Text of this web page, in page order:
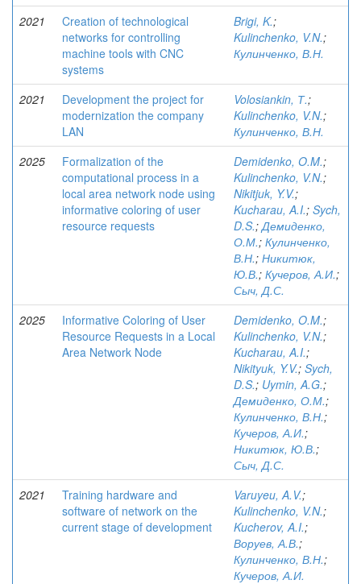
2021
Creation of technological
networks for controlling
machine tools with CNC
systems
Brigi, K.;
Kulinchenko, V.N.;
Кулинченко, В.Н.
2021
Development the project for
modernization the company
LAN
Volosiankin, Т.;
Kulinchenko, V.N.;
Кулинченко, В.Н.
2025
Formalization of the
computational process in a
local area network node using
informative coloring of user
resource requests
Demidenko, O.M.;
Kulinchenko, V.N.;
Nikitjuk, Y.V.;
Kucharau, A.I.; Sych,
D.S.;Демиденко,
О.М.; Кулинченко,
В.Н.; Никитюк,
Ю.В.; Кучеров, А.И.;
Сыч, Д.С.
2025
Informative Coloring of User
Resource Requests in a Local
Area Network Node
Demidenko, O.M.;
Kulinchenko, V.N.;
Kucharau, A.I.;
Nikityuk, Y.V.; Sych,
D.S.; Uymin, A.G.;
Демиденко, О.М.;
Кулинченко, В.Н.;
Кучеров, А.И.;
Никитюк, Ю.В.;
Сыч, Д.С.
2021
Training hardware and
software of network on the
current stage of development
Varuyeu, A.V.;
Kulinchenko, V.N.;
Kucherov, A.I.;
Воруев, А.В.;
Кулинченко, В.Н.;
Кучеров, А.И.